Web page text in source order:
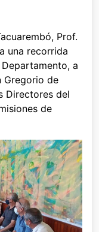
Prof.
una recorrida
a
Gregorio de
Directores del
de